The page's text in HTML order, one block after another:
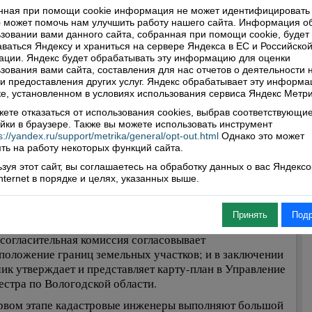
комплексные кадастровые работы?
для выполнения комплексных кадастровых
государственный или муниципальный контракт.
комплексных кадастровых работ выступает
орган местного самоуправления
района (городского округа).
комплексных кадастровых работ являются
инженеры, которые выполняют работы на
контракта.
кадастровые работы проводятся в
разрабатывает проект карты-плана территории,
комиссия согласовывает
границ земельных участков; и в заключении
утверждает и представляет карту-план в Управление
по Вологодской области.
этапе кадастровые инженеры выполняют большой
при помощи cookie информация не может идентифицировать
может помочь нам улучшить работу нашего сайта. Информация
вами данного сайта, собранная при помощи cookie, будет
Яндексу и храниться на сервере Яндекса в ЕС и Российской
Яндекс будет обрабатывать эту информацию для оценки
вами сайта, составления для нас отчетов о деятельности
предоставления других услуг. Яндекс обрабатывает эту
установленном в условиях использования сервиса Яндекс
отказаться от использования cookies, выбрав
в браузере. Также вы можете использовать инструмент
yandex.ru/support/metrika/general/opt-out.html Однако это может
на работу некоторых функций сайта.
этот сайт, вы соглашаетесь на обработку данных о вас
в порядке и целях, указанных выше.
Принять